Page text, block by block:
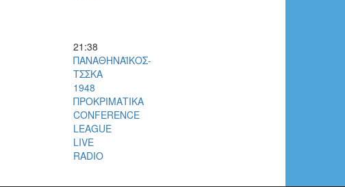
21:38
ΠΑΝΑΘΗΝΑΪΚΟΣ-
ΤΣΣΚΑ
1948
ΠΡΟΚΡΙΜΑΤΙΚΑ
CONFERENCE
LEAGUE
LIVE
RADIO